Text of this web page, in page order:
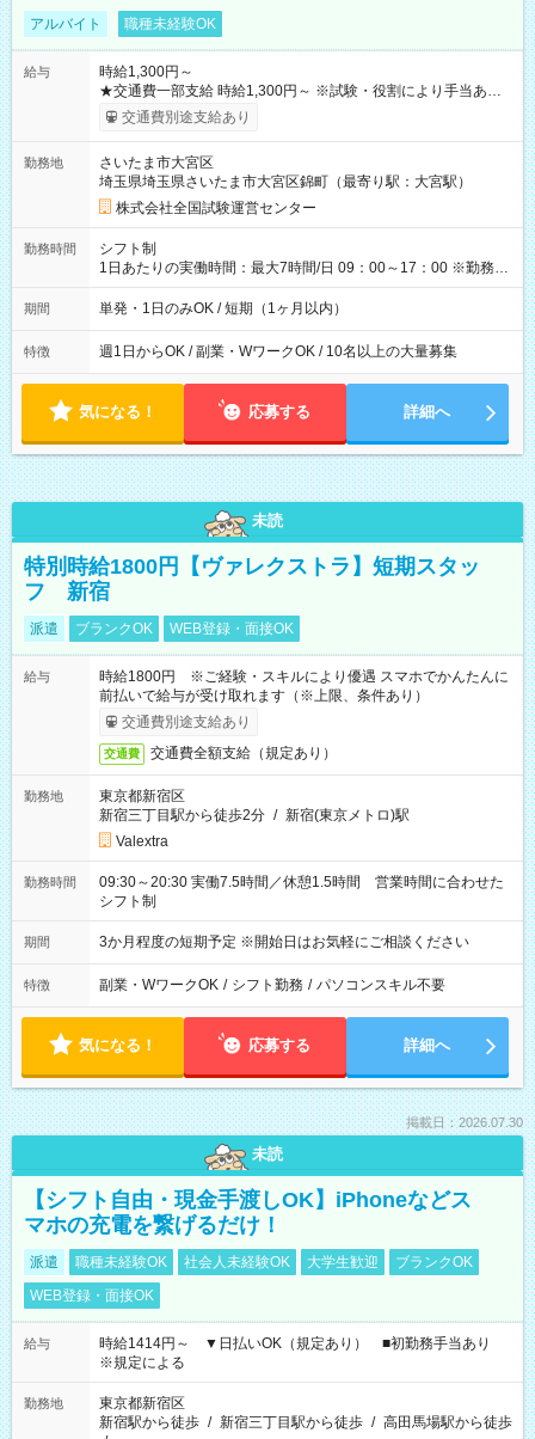
アルバイト 職種未経験OK
給与
時給1,300円～
★交通費一部支給 時給1,300円～ ※試験・役割により手当あり
※勤務回数により昇給あり 【即給（前払い）オプションあ
り！】 希望される場合、勤務から1週間ほどで給与の一部を受け
例】 ・河合塾模擬試験 8:30～17:30（休憩1時間） 時給1,300円
×8時間＝日収10,400円＋交通費 ※当日の役割により時給＋100
円の場合あり ・国家試験 7:00～13:30（休憩なし） 時給1,300
円（役割手当＋100円）×6時間＝日収8,400円＋交通費 【試用期
間】試用期間なし
交通費別途支給あり
勤務地
さいたま市大宮区
埼玉県埼玉県さいたま市大宮区錦町（最寄り駅：大宮駅）
株式会社全国試験運営センター
勤務時間
シフト制
1日あたりの実働時間：最大7時間/日 09：00～17：00 ※勤務時
間は 試験により異なります。
期間 単発・1日のみOK / 短期（1ヶ月以内）
特徴 週1日からOK / 副業・WワークOK / 10名以上の大量募集
気になる！ 応募する 詳細へ
未読
特別時給1800円【ヴァレクストラ】短期スタッ
フ 新宿
派遣 ブランクOK WEB登録・面接OK
給与
時給1800円 ※ご経験・スキルにより優遇 スマホでかんたんに
前払いで給与が受け取れます（※上限、条件あり）
交通費別途支給あり
交通費 交通費全額支給（規定あり）
勤務地
東京都新宿区
新宿三丁目駅から徒歩2分 / 新宿(東京メトロ)駅
Valextra
勤務時間
09:30～20:30 実働7.5時間／休憩1.5時間 営業時間に合わせた
シフト制
期間 3か月程度の短期予定 ※開始日はお気軽にご相談ください
特徴 副業・WワークOK / シフト勤務 / パソコンスキル不要
気になる！ 応募する 詳細へ
掲載日：2026.07.30
未読
【シフト自由・現金手渡しOK】iPhoneなどス
マホの充電を繋げるだけ！
派遣 職種未経験OK 社会人未経験OK 大学生歓迎
ブランクOK
WEB登録・面接OK
給与
時給1414円～ ▼日払いOK（規定あり） ■初勤務手当あり
※規定による
勤務地
東京都新宿区
新宿駅から徒歩 / 新宿三丁目駅から徒歩 / 高田馬場駅から徒歩